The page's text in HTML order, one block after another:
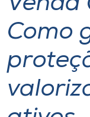
Portal de Ensino
A
Unoesc
Como